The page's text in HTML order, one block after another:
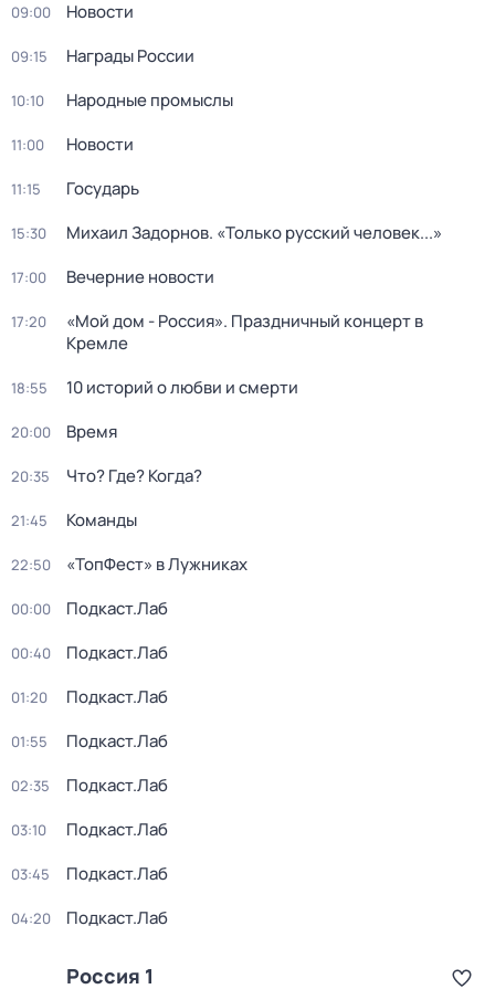
09:00 Новости
09:15 Награды России
10:10 Народные промыслы
11:00 Новости
11:15 Государь
15:30 Михаил Задорнов. «Только русский человек...»
17:00 Вечерние новости
17:20
«Мой дом - Россия». Праздничный концерт в
Кремле
18:55 10 историй о любви и смерти
20:00 Время
20:35 Что? Где? Когда?
21:45 Команды
22:50 «ТопФест» в Лужниках
00:00 Подкаст.Лаб
00:40 Подкаст.Лаб
01:20 Подкаст.Лаб
01:55 Подкаст.Лаб
02:35 Подкаст.Лаб
03:10 Подкаст.Лаб
03:45 Подкаст.Лаб
04:20 Подкаст.Лаб
Россия 1